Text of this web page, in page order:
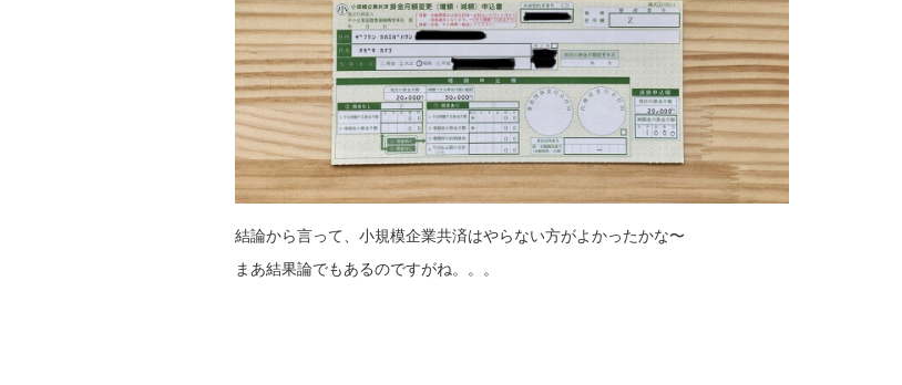
結論から言って、小規模企業共済はやらない方がよかったかな〜
まあ結果論でもあるのですがね。。。